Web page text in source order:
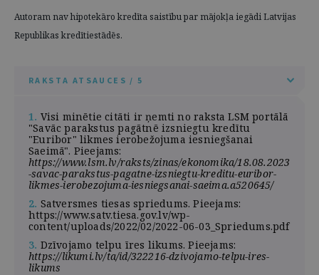
Autoram nav hipotekāro kredīta saistību par mājokļa iegādi Latvijas
Republikas kredītiestādēs.
RAKSTA ATSAUCES / 5
1. Visi minētie citāti ir ņemti no raksta LSM portālā
"Savāc parakstus pagātnē izsniegtu kredītu
"Euribor" likmes ierobežojuma iesniegšanai
Saeimā". Pieejams:
https://www.lsm.lv/raksts/zinas/ekonomika/18.08.2023
-savac-parakstus-pagatne-izsniegtu-kreditu-euribor-
likmes-ierobezojuma-iesniegsanai-saeima.a520645/
2. Satversmes tiesas spriedums. Pieejams:
https://www.satv.tiesa.gov.lv/wp-
content/uploads/2022/02/2022-06-03_Spriedums.pdf
3. Dzīvojamo telpu īres likums. Pieejams:
https://likumi.lv/ta/id/322216-dzivojamo-telpu-ires-
likums